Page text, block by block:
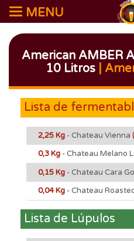
MENU
American AMBER
10 Litros |
Lista de
2,25 Kg - Chateau Vienna
0,3 Kg - Chateau Melano
0,15 Kg - Chateau Cara
0,04 Kg - Chateau
Lista de Lúpulos